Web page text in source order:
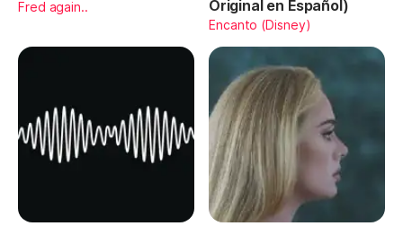
Fred again..
Original en Español)
Encanto (Disney)